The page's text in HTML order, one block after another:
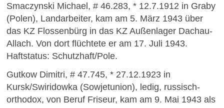
Smaczynski Michael, # 46.283, * 12.7.1912 in Graby
(Polen), Landarbeiter, kam am 5. März 1943 über
das KZ Flossenbürg in das KZ Außenlager Dachau-
Allach. Von dort flüchtete er am 17. Juli 1943.
Haftstatus: Schutzhaft/Pole.
Gutkow Dimitri, # 47.745, * 27.12.1923 in
Kursk/Swiridowka (Sowjetunion), ledig, russisch-
orthodox, von Beruf Friseur, kam am 9. Mai 1943 als